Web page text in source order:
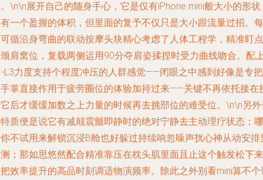
\n\n展开自己的随身手心，它是仅有iPhone mini般大小的形状
一个盈握的体积，但里面的复予不仅只是大小跟流量过招。每
循沿身弯曲的联动按摩头块精心考虑了人体工程学，精准盯点
肩窝位，复载两侧运用90分夺肩姿揉捏时受力曲线吻合。配
L3力度支持个程度冲压的人群感觉——闭眼之中感到好像是专把
掌直接作用于疲劳圈位的体验加持过来——关键不再依托接在
后才缓缓加数之上力量的时候再去挑部位的难受位。\n\n另
质便是说它有减颠震颤即静时的绝对宁静去主动理疗状态；哪
不试用来解锁沉浸B舱也好躲过持续响忽噪声扰心神从动安排
；那如思悠然配合精准靠压在枕头肌里面且止这个触发松下来
效率提升的高品时刻调适物演频率。除此之外别看mini算不个